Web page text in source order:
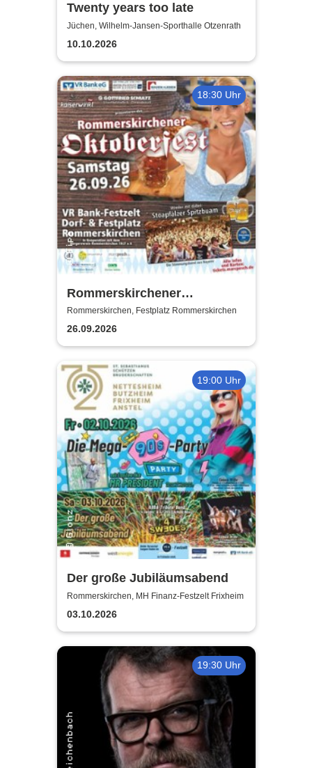
Twenty years too late
Jüchen, Wilhelm-Jansen-Sporthalle Otzenrath
10.10.2026
18:30 Uhr
Rommerskirchener
Oktoberfest - Auf geht´s -
pack mas!
Rommerskirchen, Festplatz Rommerskirchen
26.09.2026
19:00 Uhr
Der große Jubiläumsabend
Rommerskirchen, MH Finanz-Festzelt Frixheim
03.10.2026
19:30 Uhr